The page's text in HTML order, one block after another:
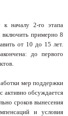
к началу 2-го этапа
примерно 8
от 10 до 15 лет.
до первого
мер поддержки
активно обсуждается
сроков вынесения
и условия